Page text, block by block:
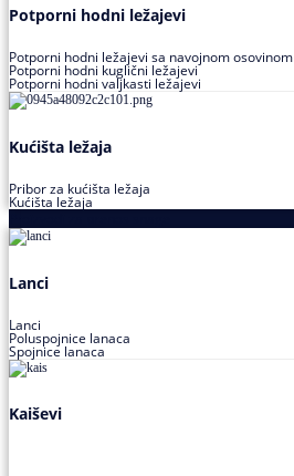
Potporni hodni ležajevi
Potporni hodni ležajevi sa navojnom osovinom
Potporni hodni kuglični ležajevi
Potporni hodni valjkasti ležajevi
Kućišta ležaja
Pribor za kućišta ležaja
Kućišta ležaja
Lanci
Lanci
Poluspojnice lanaca
Spojnice lanaca
Kaiševi